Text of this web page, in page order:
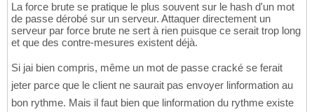
La force brute se pratique le plus souvent sur le hash d'un mot
de passe dérobé sur un serveur. Attaquer directement un
serveur par force brute ne sert à rien puisque ce serait trop long
et que des contre-mesures existent déjà.
Si jai bien compris, même un mot de passe cracké se ferait
jeter parce que le client ne saurait pas envoyer linformation au
bon rythme. Mais il faut bien que linformation du rythme existe